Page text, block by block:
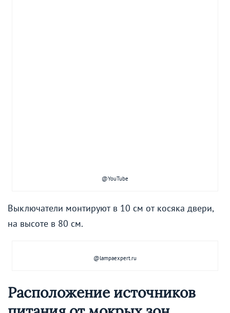
@YouTube
Выключатели монтируют в 10 см от косяка двери,
на высоте в 80 см.
@lampaexpert.ru
Расположение источников